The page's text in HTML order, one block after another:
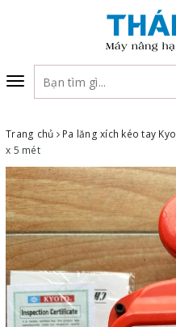
Toggle
navigation
Trang chủ Pa lăng xích kéo tay
x 5 mét